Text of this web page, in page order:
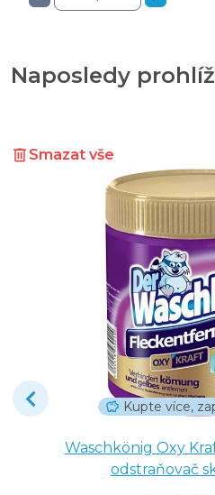
Naposledy
Smazat vše
Kupte více,
Waschkönig Oxy
odstraňovač